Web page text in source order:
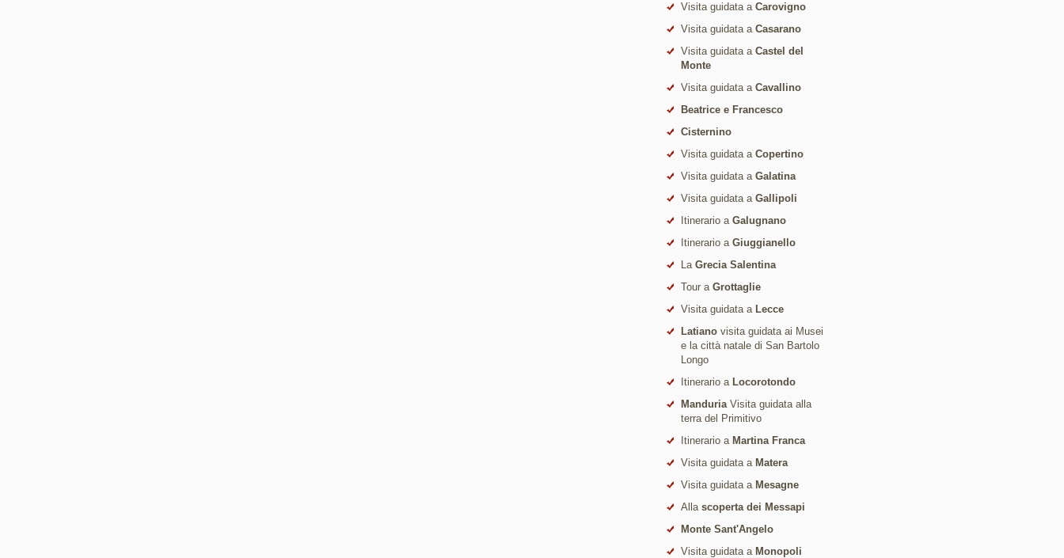
Visita guidata a Carovigno
Visita guidata a Casarano
Visita guidata a Castel del
Monte
Visita guidata a Cavallino
Beatrice e Francesco
Cisternino
Visita guidata a Copertino
Visita guidata a Galatina
Visita guidata a Gallipoli
Itinerario a Galugnano
Itinerario a Giuggianello
La Grecia Salentina
Tour a Grottaglie
Visita guidata a Lecce
Latiano visita guidata ai Musei
e la città natale di San Bartolo
Longo
Itinerario a Locorotondo
ManduriaVisita guidata alla
terra del Primitivo
Itinerario a Martina Franca
Visita guidata a Matera
Visita guidata a Mesagne
Alla scoperta dei Messapi
Monte Sant'Angelo
Visita guidata a Monopoli